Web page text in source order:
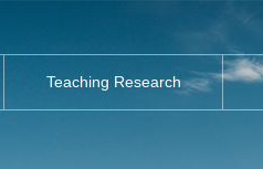
Teaching Research